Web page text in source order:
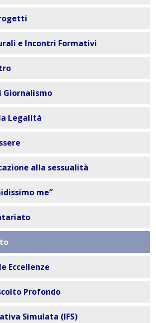
e Incontri Formativi
Giornalismo
Legalità
alla sessualità
me”
Eccellenze
Profondo
Simulata (IFS)